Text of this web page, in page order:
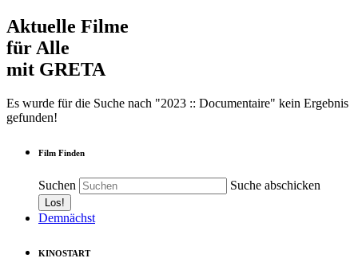
Aktuelle Filme
für Alle
mit GRETA
Es wurde für die Suche nach "2023 :: Documentaire" kein Ergebnis
gefunden!
Film Finden
Suchen Suche abschicken
Demnächst
KINOSTART